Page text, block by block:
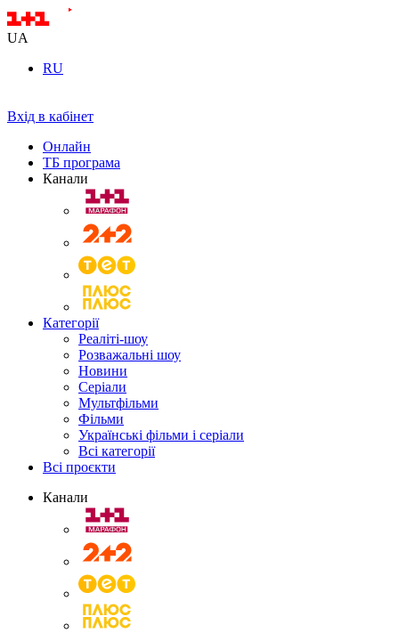
UA
RU
Вхід в кабінет
Онлайн
ТБ програма
Канали
Категорії
Реаліті-шоу
Розважальні шоу
Новини
Серіали
Мультфільми
Фільми
Українські фільми і серіали
Всі категорії
Всі проєкти
Канали